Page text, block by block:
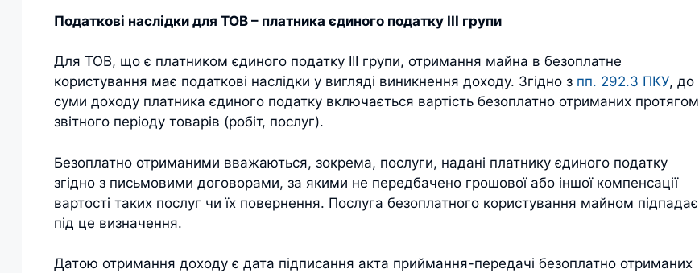
Податкові наслідки для ТОВ – платника єдиного податку ІІІ групи
Для ТОВ, що є платником єдиного податку ІІІ групи, отримання майна в безоплатне
користування має податкові наслідки у вигляді виникнення доходу. Згідно з пп. 292.3 ПКУ, до
суми доходу платника єдиного податку включається вартість безоплатно отриманих протягом
звітного періоду товарів (робіт, послуг).
Безоплатно отриманими вважаються, зокрема, послуги, надані платнику єдиного податку
згідно з письмовими договорами, за якими не передбачено грошової або іншої компенсації
вартості таких послуг чи їх повернення. Послуга безоплатного користування майном підпадає
під це визначення.
Датою отримання доходу є дата підписання акта приймання-передачі безоплатно отриманих